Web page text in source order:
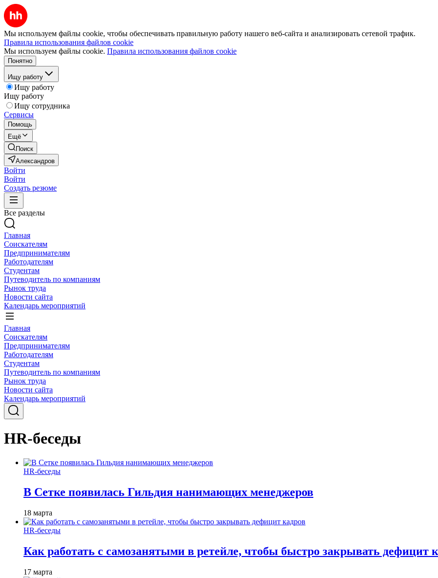
Мы используем файлы cookie, чтобы обеспечивать правильную работу нашего веб-сайта и анализировать сетевой трафик.
Правила использования файлов cookie
Мы используем файлы cookie. Правила использования файлов cookie
Понятно
Ищу работу
Ищу работу
Ищу работу
Ищу сотрудника
Сервисы
Помощь
Ещё
Поиск
Александров
Войти
Войти
Создать резюме
Все разделы
Главная
Соискателям
Предпринимателям
Работодателям
Студентам
Путеводитель по компаниям
Рынок труда
Новости сайта
Календарь мероприятий
Главная
Соискателям
Предпринимателям
Работодателям
Студентам
Путеводитель по компаниям
Рынок труда
Новости сайта
Календарь мероприятий
HR-беседы
HR-беседы
В Сетке появилась Гильдия нанимающих менеджеров
18 марта
HR-беседы
Как работать с самозанятыми в ретейле, чтобы быстро закрывать дефицит
17 марта